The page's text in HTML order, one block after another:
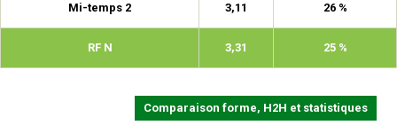
Mi-temps 2 3,11 26 %
RF N 3,31 25 %
Comparaison forme, H2H et statistiques